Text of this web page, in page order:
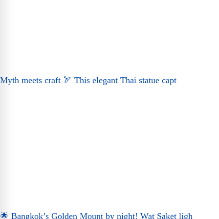
Myth meets craft 🏹 This elegant Thai statue capt
🌟 Bangkok’s Golden Mount by night! Wat Saket ligh